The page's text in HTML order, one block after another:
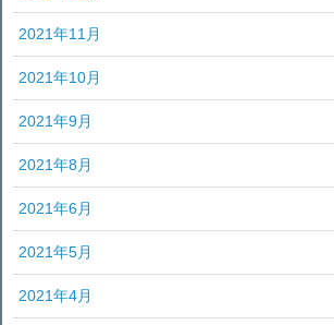
2021年11月
2021年10月
2021年9月
2021年8月
2021年6月
2021年5月
2021年4月